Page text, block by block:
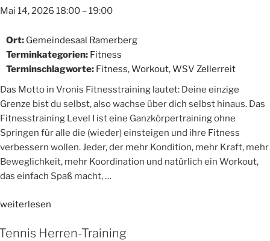
Mai 14, 2026 18:00 –19:00
Ort: Gemeindesaal Ramerberg
Terminkategorien: Fitness
Terminschlagworte: Fitness,Workout,WSV Zellerreit
Das Motto in Vronis Fitnesstraining lautet: Deine einzige
Grenze bist du selbst, also wachse über dich selbst hinaus. Das
Fitnesstraining Level I ist eine Ganzkörpertraining ohne
Springen für alle die (wieder) einsteigen und ihre Fitness
verbessern wollen. Jeder, der mehr Kondition, mehr Kraft, mehr
Beweglichkeit, mehr Koordination und natürlich ein Workout,
das einfach Spaß macht, …
„Fitnesstraining
I“
weiterlesen
Herren-Training